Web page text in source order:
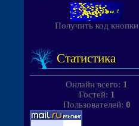
Получить код кнопки
Статистика
Онлайн всего: 1
Гостей: 1
Пользователей: 0